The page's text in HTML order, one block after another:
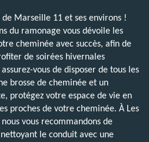
Marseille 11 et ses environs !
du ramonage vous dévoile les
cheminée avec succès, afin de
de soirées hivernales
vous de disposer de tous les
brosse de cheminée et un
protégez votre espace de vie en
proches de votre cheminée. À Les
vous recommandons de
le conduit avec une